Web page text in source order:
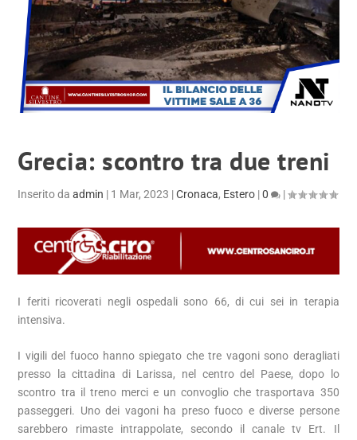
Grecia: scontro tra due treni
Inserito daadmin | 1 Mar, 2023 |Cronaca, Estero |0 |
I feriti ricoverati negli ospedali sono 66, di cui sei in terapia
intensiva.
I vigili del fuoco hanno spiegato che tre vagoni sono deragliati
presso la cittadina di Larissa, nel centro del Paese, dopo lo
scontro tra il treno merci e un convoglio che trasportava 350
passeggeri. Uno dei vagoni ha preso fuoco e diverse persone
sarebbero rimaste intrappolate, secondo il canale tv Ert. Il